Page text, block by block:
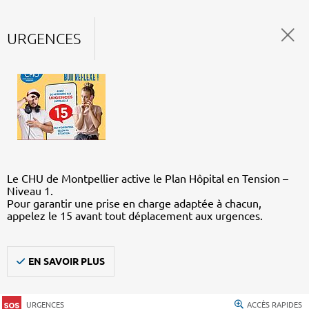
URGENCES
Le CHU de Montpellier active le Plan Hôpital en Tension –
Niveau 1.
Pour garantir une prise en charge adaptée à chacun,
appelez le 15 avant tout déplacement aux urgences.
EN SAVOIR PLUS
URGENCES ACCÈS RAPIDES